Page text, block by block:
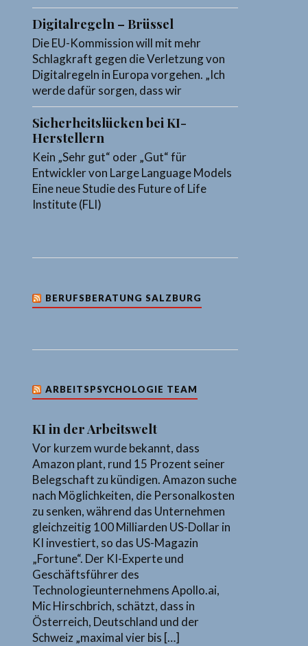
Digitalregeln – Brüssel
Die EU-Kommission will mit mehr
Schlagkraft gegen die Verletzung von
Digitalregeln in Europa vorgehen. „Ich
werde dafür sorgen, dass wir
Sicherheitslücken bei KI-
Herstellern
Kein „Sehr gut“ oder „Gut“ für
Entwickler von Large Language Models
Eine neue Studie des Future of Life
Institute (FLI)
BERUFSBERATUNG SALZBURG
ARBEITSPSYCHOLOGIE TEAM
KI in der Arbeitswelt
Vor kurzem wurde bekannt, dass
Amazon plant, rund 15 Prozent seiner
Belegschaft zu kündigen. Amazon suche
nach Möglichkeiten, die Personalkosten
zu senken, während das Unternehmen
gleichzeitig 100 Milliarden US-Dollar in
KI investiert, so das US-Magazin
„Fortune“. Der KI-Experte und
Geschäftsführer des
Technologieunternehmens Apollo.ai,
Mic Hirschbrich, schätzt, dass in
Österreich, Deutschland und der
Schweiz „maximal vier bis […]